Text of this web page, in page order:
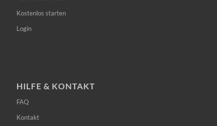
Kostenlos starten
Login
HILFE & KONTAKT
FAQ
Kontakt